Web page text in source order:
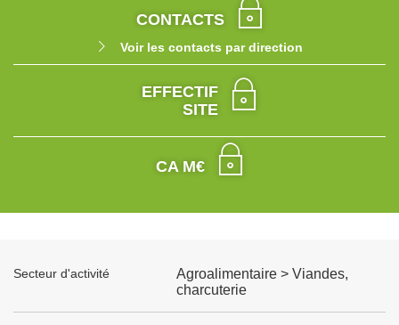
CONTACTS
Voir les contacts par direction
EFFECTIF
SITE
CA M€
Secteur d'activité
Agroalimentaire > Viandes,
charcuterie